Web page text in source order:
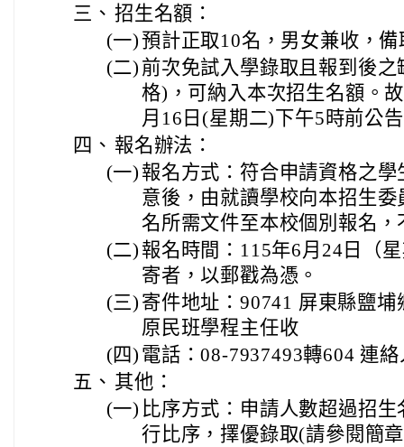
三、 招生名額：
(一)預計正取10名，男女兼收，
(二) 前次免試入學錄取且報到後
格)，可納入本次招生名額。
月16日(星期二)下午5時前公
四、 報名辦法：
(一) 報名方式：符合申請資格之
意後，由就讀學校向本招生
名所需文件至本校個別報名，
(二) 報名時間：115年6月24日（
寄者，以郵戳為憑。
(三) 寄件地址：90741 屏東縣鹽
原民班學程主任收
(四) 電話：08-7937493轉604 連
五、 其他：
(一) 比序方式：申請人數超過招
行比序，擇優錄取(請參閱簡